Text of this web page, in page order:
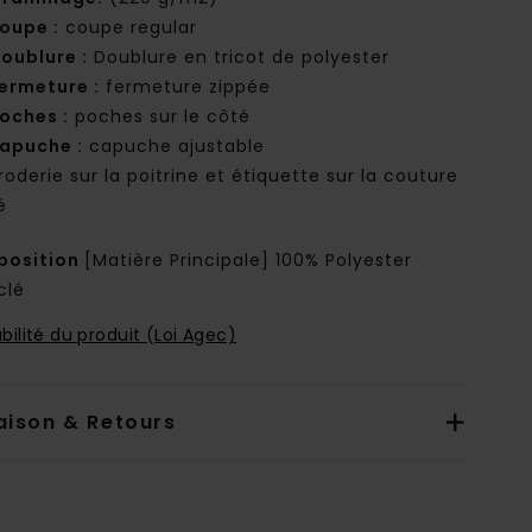
: coupe regular
: Doublure en tricot de polyester
: fermeture zippée
: poches sur le côté
: capuche ajustable
sur la poitrine et étiquette sur la couture
[Matière Principale] 100% Polyester
du produit (Loi Agec)
& Retours